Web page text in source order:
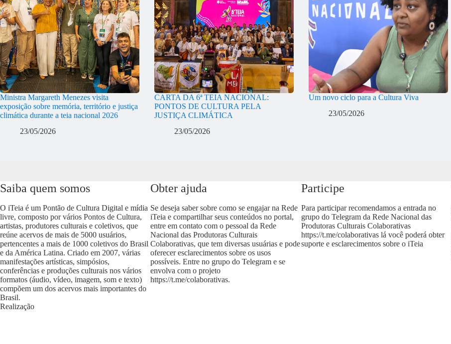
Ministra Margareth Menezes visita
exposição sobre memória, território e justiça
climática durante a teia nacional 2026
23/05/2026
CARTA DA 6ª TEIA NACIONAL:
PONTOS DE CULTURA PELA
JUSTIÇA CLIMÁTICA
23/05/2026
Um novo ciclo para a Cultura Viva
23/05/2026
Saiba quem somos
O iTeia é um Pontão de Cultura Digital e mídia
livre, composto por vários Pontos de Cultura,
artistas, produtores culturais e coletivos, que
reúne acervos de mais de 5000 usuários,
pertencentes a mais de 1000 coletivos do Brasil
e da América Latina. Criado em 2007, várias
manifestações artísticas, simpósios,
conferências e produções culturais nos vários
formatos (áudio, vídeo, imagem, som e texto)
compõem um dos acervos mais importantes do
Brasil.
Obter ajuda
Se deseja saber sobre como se engajar na Rede
iTeia e compartilhar seus conteúdos no portal,
entre em contato com o pessoal da Rede
Nacional das Produtoras Culturais
Colaborativas, que tem diversas usuárias e pode
oferecer esclarecimentos sobre os usos
possíveis. Entre no grupo do Telegram e se
envolva com o projeto
https://t.me/colaborativas.
Participe
Para participar recomendamos a entrada no
grupo do Telegram da Rede Nacional das
Produtoras Culturais Colaborativas
https://t.me/colaborativaslá você poderá obter
suporte e esclarecimentos sobre o iTeia
Realização